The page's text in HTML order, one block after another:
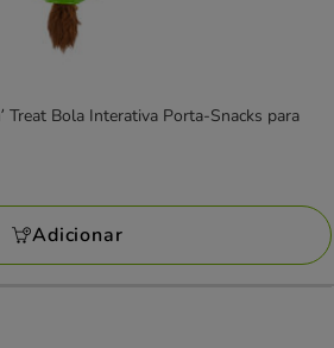
Treat Bola Interativa Porta-Snacks para
Adicionar